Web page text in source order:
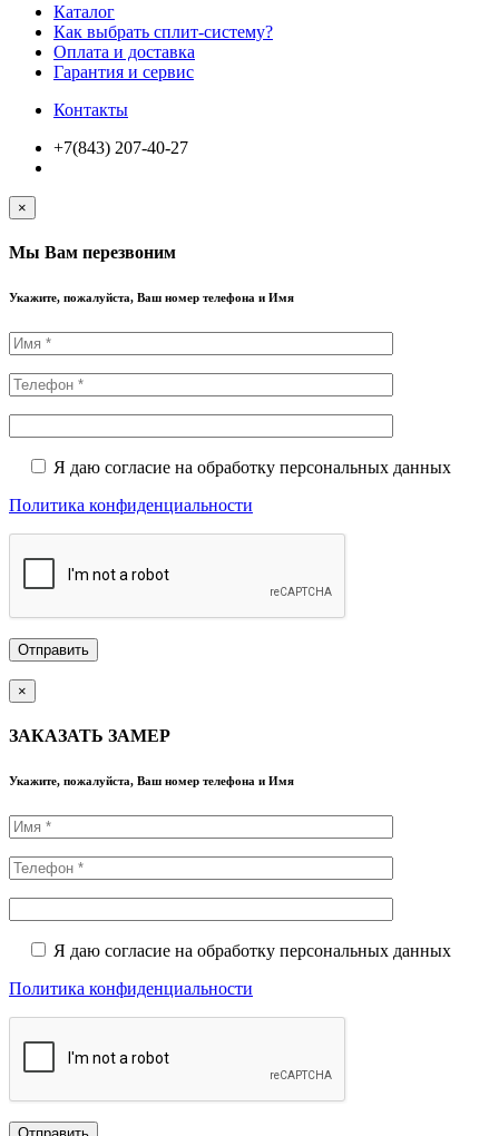
Каталог
Как выбрать сплит-систему?
Оплата и доставка
Гарантия и сервис
Контакты
+7(843) 207-40-27
×
Мы Вам перезвоним
Укажите, пожалуйста, Ваш номер телефона и Имя
Я даю согласие на обработку персональных данных
Политика конфиденциальности
×
ЗАКАЗАТЬ ЗАМЕР
Укажите, пожалуйста, Ваш номер телефона и Имя
Я даю согласие на обработку персональных данных
Политика конфиденциальности